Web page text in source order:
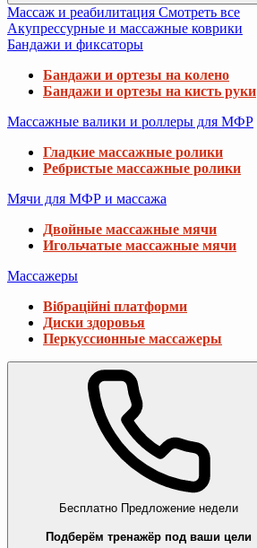
Массаж и реабилитация Смотреть все
Акупрессурные и массажные коврики
Бандажи и фиксаторы
Бандажи и ортезы на колено
Бандажи и ортезы на кисть руки
Массажные валики и роллеры для МФР
Гладкие массажные ролики
Ребристые массажные ролики
Мячи для МФР и массажа
Двойные массажные мячи
Игольчатые массажные мячи
Массажеры
Вібраційні платформи
Диски здоровья
Перкуссионные массажеры
Бесплатно Предложение недели
Подберём тренажёр под ваши цели